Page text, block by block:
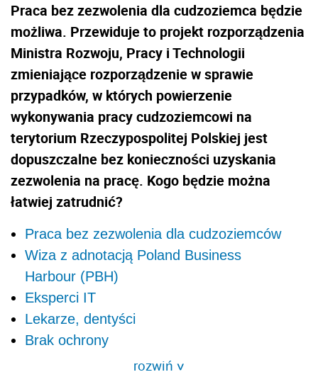
Praca bez zezwolenia dla cudzoziemca będzie
możliwa. Przewiduje to projekt rozporządzenia
Ministra Rozwoju, Pracy i Technologii
zmieniające rozporządzenie w sprawie
przypadków, w których powierzenie
wykonywania pracy cudzoziemcowi na
terytorium Rzeczypospolitej Polskiej jest
dopuszczalne bez konieczności uzyskania
zezwolenia na pracę. Kogo będzie można
łatwiej zatrudnić?
Praca bez zezwolenia dla cudzoziemców
Wiza z adnotacją Poland Business
Harbour (PBH)
Eksperci IT
Lekarze, dentyści
Brak ochrony
rozwiń>